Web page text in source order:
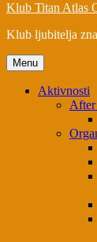
Klub Titan Atlas
Klub ljubitelja
Menu
Aktivnosti